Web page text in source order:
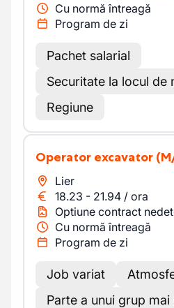
Cu normă întreagă
Program de zi
Pachet salarial
Securitate la locul de
Regiune
Operator excavator
Lier
18.23 - 21.94 / ora
Optiune contract
Cu normă întreagă
Program de zi
Job variat
Parte a unui grup mai